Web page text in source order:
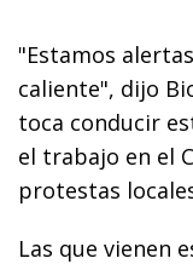
"Estamos
caliente", dijo
toca conducir
el trabajo en el
protestas
Las que vienen